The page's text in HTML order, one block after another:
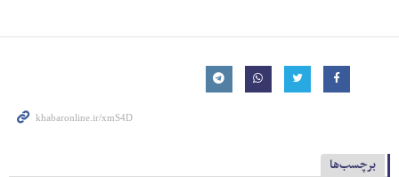
برچسب‌ها